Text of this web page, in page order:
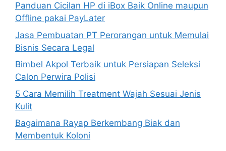
Panduan Cicilan HP di iBox Baik Online maupun
Offline pakai PayLater
Jasa Pembuatan PT Perorangan untuk Memulai
Bisnis Secara Legal
Bimbel Akpol Terbaik untuk Persiapan Seleksi
Calon Perwira Polisi
5 Cara Memilih Treatment Wajah Sesuai Jenis
Kulit
Bagaimana Rayap Berkembang Biak dan
Membentuk Koloni